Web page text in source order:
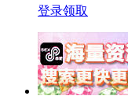
登录领取